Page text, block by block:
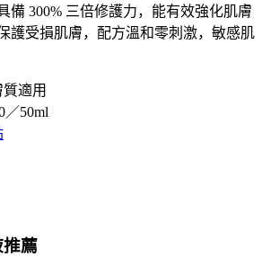
備 300% 三倍修護力，能有效強化肌膚
護受損肌膚，配方溫和零刺激，敏感肌
適用
／50ml
推薦